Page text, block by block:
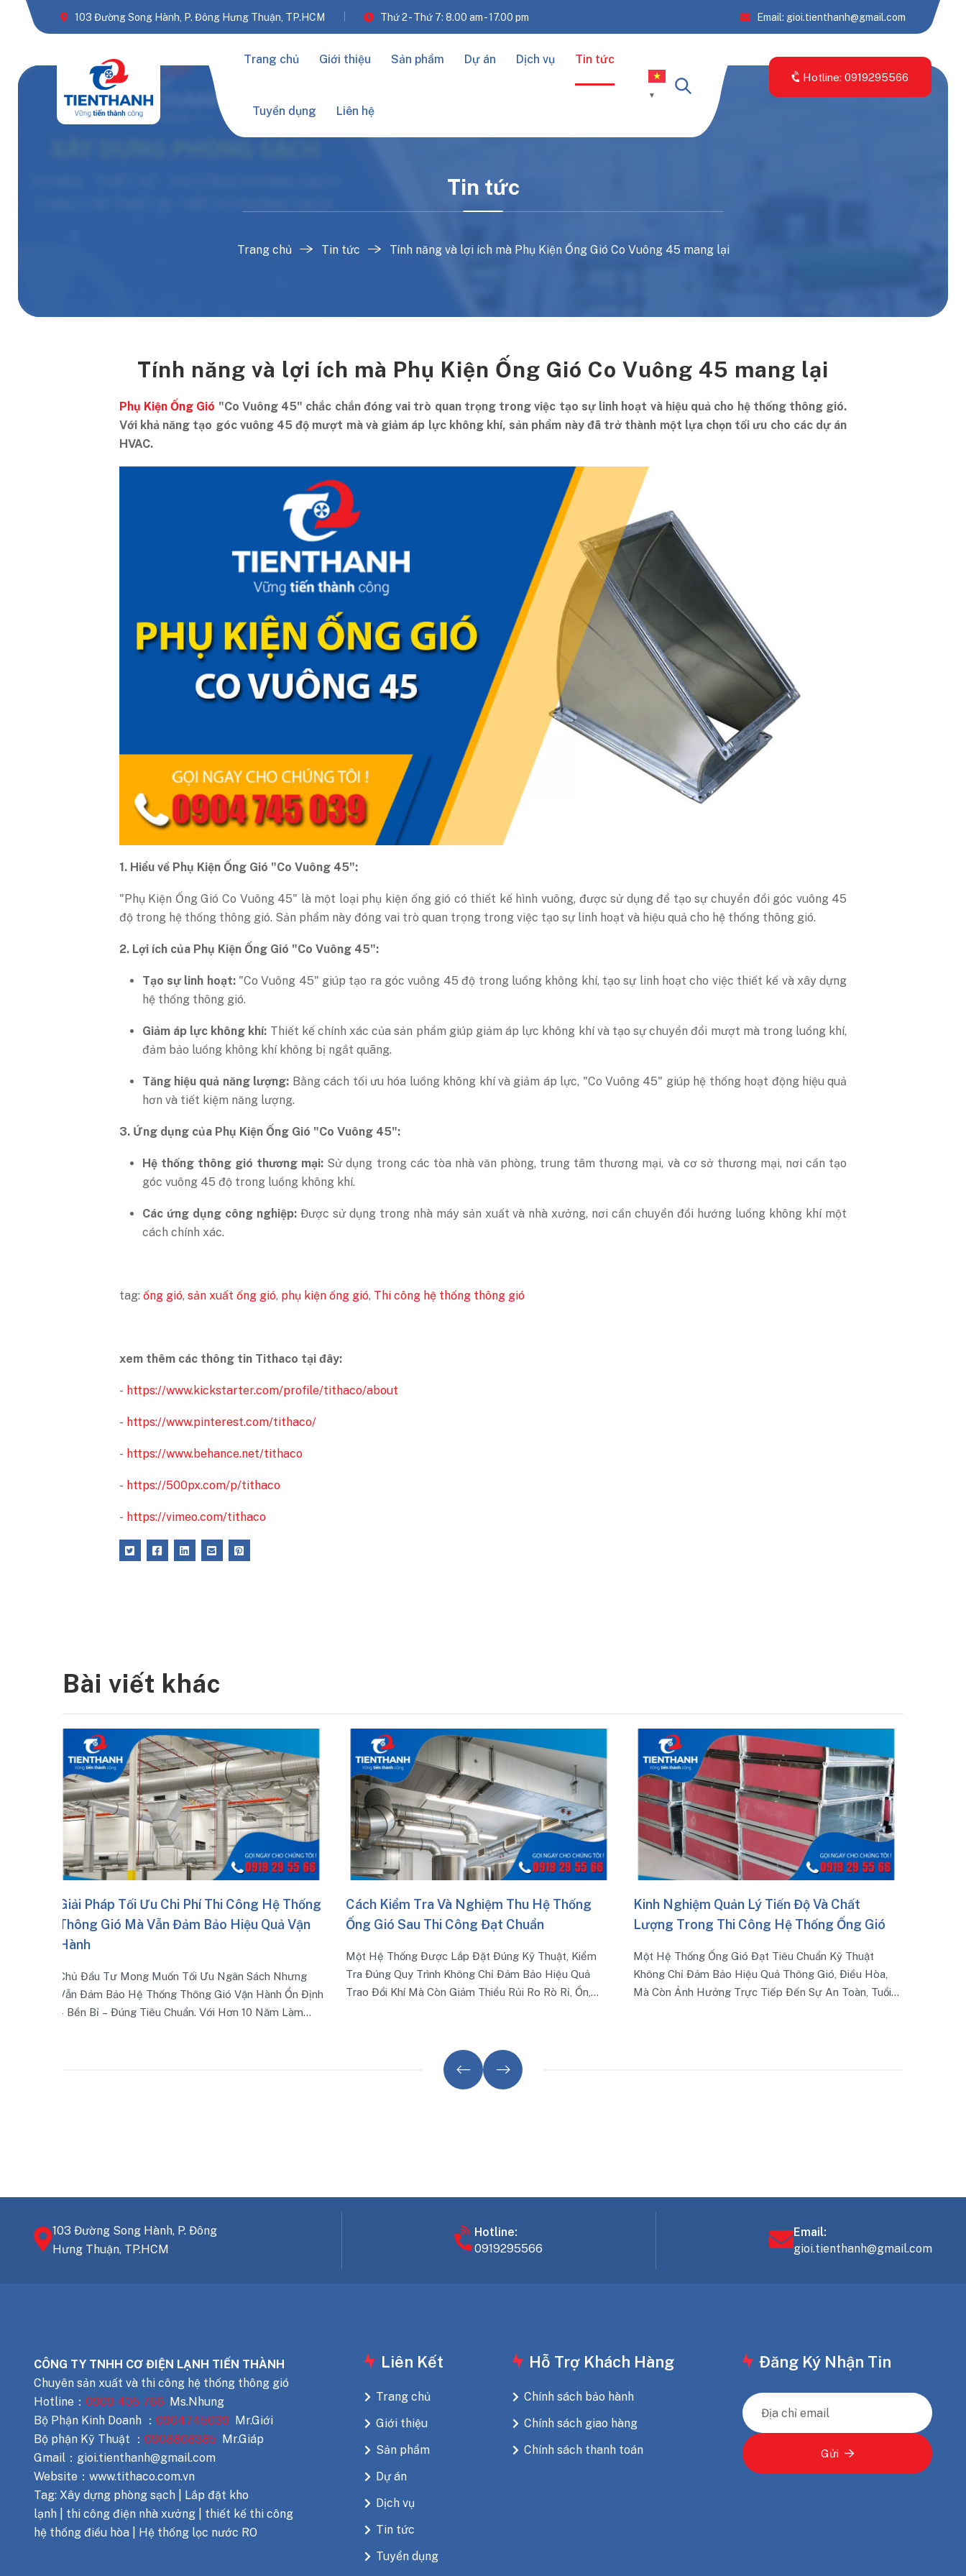
103 Đường Song Hành, P. Đông Hưng Thuận, TP.HCM Thứ 2 - Thứ 7: 8.00 am - 17.00 pm Email: gioi.tienthanh@gmail.com
Trang chủ Giới thiệu Sản phẩm Dự án Dịch vụ Tin tức
Tuyển dụng Liên hệ
▼
Hotline: 0919295566
Tin tức
Trang chủ Tin tức Tính năng và lợi ích mà Phụ Kiện Ống Gió Co Vuông 45 mang lại
Tính năng và lợi ích mà Phụ Kiện Ống Gió Co Vuông 45 mang lại
Phụ Kiện Ống Gió "Co Vuông 45" chắc chắn đóng vai trò quan trọng trong việc tạo sự linh hoạt và hiệu quả cho hệ thống thông gió.
Với khả năng tạo góc vuông 45 độ mượt mà và giảm áp lực không khí, sản phẩm này đã trở thành một lựa chọn tối ưu cho các dự án
HVAC.
1. Hiểu về Phụ Kiện Ống Gió "Co Vuông 45":
"Phụ Kiện Ống Gió Co Vuông 45" là một loại phụ kiện ống gió có thiết kế hình vuông, được sử dụng để tạo sự chuyển đổi góc vuông 45
độ trong hệ thống thông gió. Sản phẩm này đóng vai trò quan trọng trong việc tạo sự linh hoạt và hiệu quả cho hệ thống thông gió.
2. Lợi ích của Phụ Kiện Ống Gió "Co Vuông 45":
Tạo sự linh hoạt:"Co Vuông 45" giúp tạo ra góc vuông 45 độ trong luồng không khí, tạo sự linh hoạt cho việc thiết kế và xây dựng
hệ thống thông gió.
Giảm áp lực không khí: Thiết kế chính xác của sản phẩm giúp giảm áp lực không khí và tạo sự chuyển đổi mượt mà trong luồng khí,
đảm bảo luồng không khí không bị ngắt quãng.
Tăng hiệu quả năng lượng: Bằng cách tối ưu hóa luồng không khí và giảm áp lực, "Co Vuông 45" giúp hệ thống hoạt động hiệu quả
hơn và tiết kiệm năng lượng.
3. Ứng dụng của Phụ Kiện Ống Gió "Co Vuông 45":
Hệ thống thông gió thương mại: Sử dụng trong các tòa nhà văn phòng, trung tâm thương mại, và cơ sở thương mại, nơi cần tạo
góc vuông 45 độ trong luồng không khí.
Các ứng dụng công nghiệp:Được sử dụng trong nhà máy sản xuất và nhà xưởng, nơi cần chuyển đổi hướng luồng không khí một
cách chính xác.
tag: ống gió, sản xuất ống gió, phụ kiện ống gió, Thi công hệ thống thông gió
xem thêm các thông tin Tithaco tại đây:
- https://www.kickstarter.com/profile/tithaco/about
- https://www.pinterest.com/tithaco/
- https://www.behance.net/tithaco
- https://500px.com/p/tithaco
- https://vimeo.com/tithaco
Bài viết khác
Thi Công Hệ Thống
Hiệu Quả Vận
Ngân Sách Nhưng
Gió Vận Hành Ổn Định
Hơn 10 Năm Làm
Cách Kiểm Tra Và Nghiệm Thu Hệ Thống
Ống Gió Sau Thi Công Đạt Chuẩn
Một Hệ Thống Được Lắp Đặt Đúng Kỹ Thuật, Kiểm
Tra Đúng Quy Trình Không Chỉ Đảm Bảo Hiệu Quả
Trao Đổi Khí Mà Còn Giảm Thiểu Rủi Ro Rò Rỉ, Ồn,
Rung Và Kéo Dài Tuổi Thọ Thiết Bị
Kinh Nghiệm Quản Lý Tiến Độ Và Chất
Lượng Trong Thi Công Hệ Thống Ống Gió
Một Hệ Thống Ống Gió Đạt Tiêu Chuẩn Kỹ Thuật
Không Chỉ Đảm Bảo Hiệu Quả Thông Gió, Điều Hòa,
Mà Còn Ảnh Hưởng Trực Tiếp Đến Sự An Toàn, Tuổi
Thường Áp Dụng Để Kiểm Soát Tốt Tiến Độ Và Chất
Lượng.
Thi Công Ống Gió Chống Cháy: Yêu Cầu
Liệu Và Quy Trình Lắp Đặt
Với Kinh Nghiệm Thi Công Hệ Thống Thông Gió,
Hòa Không Khí Trên Nhiều Dự Án Lớn, Tithaco
Tuân Thủ Nghiêm Ngặt Các Tiêu Chuẩn Kỹ
Mang Đến Giải Pháp Ống Gió Chống Cháy Bền Bỉ,
Định Và An Toàn Tuyệt Đối.
103 Đường Song Hành, P. Đông
Hưng Thuận, TP.HCM
Hotline:
0919295566
Email:
gioi.tienthanh@gmail.com
CÔNG TY TNHH CƠ ĐIỆN LẠNH TIẾN THÀNH
Chuyên sản xuất và thi công hệ thống thông gió
Hotline： 0909 405 766 Ms.Nhung
Bộ Phận Kinh Doanh ： 0904745039 Mr.Giới
Bộ phận Kỹ Thuật ： 0908808385 Mr.Giáp
Gmail：gioi.tienthanh@gmail.com
Website：www.tithaco.com.vn
Tag: Xây dựng phòng sạch | Lắp đặt kho
lạnh | thi công điện nhà xưởng | thiết kế thi công
hệ thống điều hòa | Hệ thống lọc nước RO
Liên Kết
Trang chủ
Giới thiệu
Sản phẩm
Dự án
Dịch vụ
Tin tức
Tuyển dụng
Hỗ Trợ Khách Hàng
Chính sách bảo hành
Chính sách giao hàng
Chính sách thanh toán
Đăng Ký Nhận Tin
Gửi